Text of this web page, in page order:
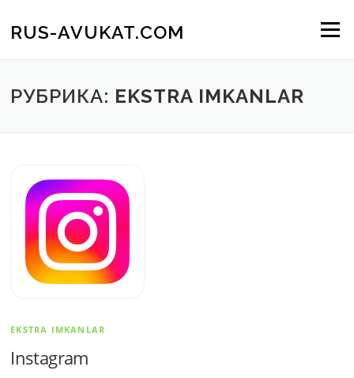
content
RUS-AVUKAT.COM Menu
РУБРИКА: EKSTRA IMKANLAR
EKSTRA IMKANLAR
Instagram